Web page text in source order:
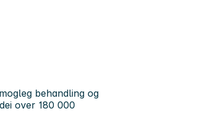
behandling og
over 180 000